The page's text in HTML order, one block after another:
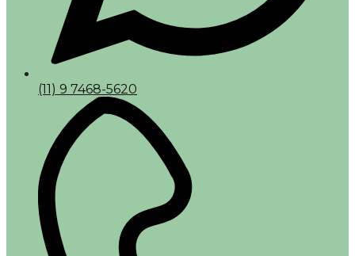
(11) 9 7468-5620